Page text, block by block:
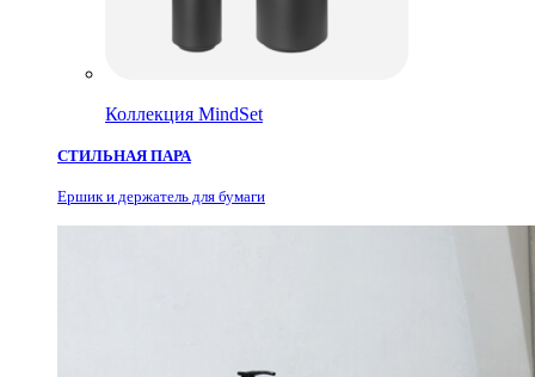
Коллекция MindSet
СТИЛЬНАЯ ПАРА
Ершик и держатель для бумаги